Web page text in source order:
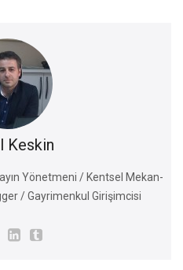
Keskin
Yönetmeni / Kentsel Mekan-
/ Gayrimenkul Girişimcisi